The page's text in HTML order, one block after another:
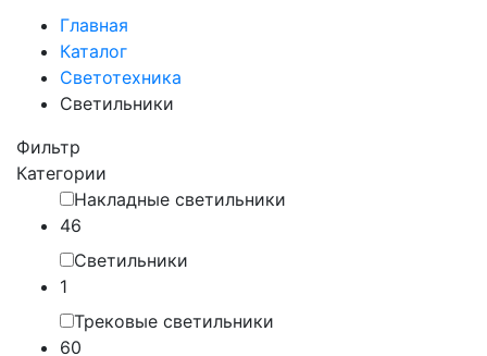
Главная
Каталог
Светотехника
Светильники
Фильтр
Категории
Накладные светильники
46
Светильники
1
Трековые светильники
60